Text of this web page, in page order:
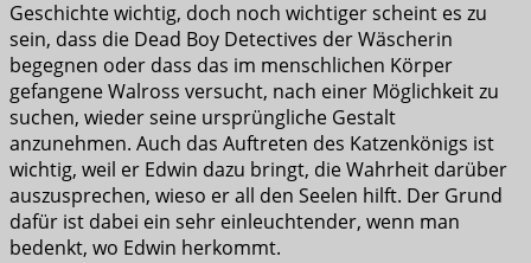
Geschichte wichtig, doch noch wichtiger scheint es zu
sein, dass die Dead Boy Detectives der Wäscherin
begegnen oder dass das im menschlichen Körper
gefangene Walross versucht, nach einer Möglichkeit zu
suchen, wieder seine ursprüngliche Gestalt
anzunehmen. Auch das Auftreten des Katzenkönigs ist
wichtig, weil er Edwin dazu bringt, die Wahrheit darüber
auszusprechen, wieso er all den Seelen hilft. Der Grund
dafür ist dabei ein sehr einleuchtender, wenn man
bedenkt, wo Edwin herkommt.